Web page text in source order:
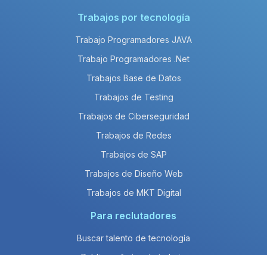
Trabajos por tecnología
Trabajo Programadores JAVA
Trabajo Programadores .Net
Trabajos Base de Datos
Trabajos de Testing
Trabajos de Ciberseguridad
Trabajos de Redes
Trabajos de SAP
Trabajos de Diseño Web
Trabajos de MKT Digital
Para reclutadores
Buscar talento de tecnología